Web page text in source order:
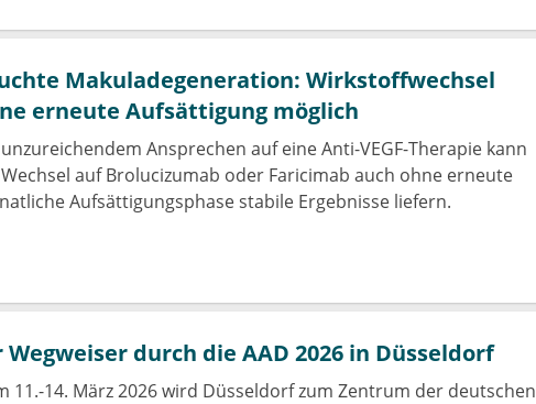
Makuladegeneration: Wirkstoffwechsel
erneute Aufsättigung möglich
Ansprechen auf eine Anti-VEGF-Therapie kann
auf Brolucizumab oder Faricimab auch ohne erneute
Aufsättigungsphase stabile Ergebnisse liefern.
Wegweiser durch die AAD 2026 in Düsseldorf
11.-14. März 2026 wird Düsseldorf zum Zentrum der deutschen